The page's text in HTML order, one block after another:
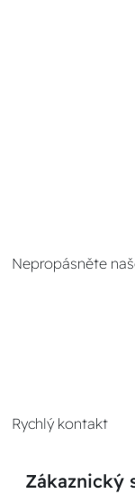
Nepropásněte
Rychlý kontakt
Zákaznický